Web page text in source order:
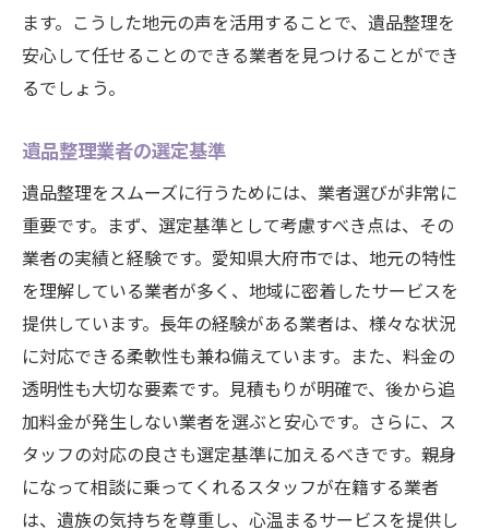
ます。こうした地元の声を活用することで、遺品整理を
安心して任せることのできる業者を見つけることができ
るでしょう。
遺品整理業者の選定基準
遺品整理をスムーズに行うためには、業者選びが非常に
重要です。まず、選定基準として考慮すべき点は、その
業者の実績と経験です。愛知県大府市では、地元の特性
を理解している業者が多く、地域に密着したサービスを
提供しています。長年の経験がある業者は、様々な状況
に対応できる柔軟性も兼ね備えています。また、料金の
透明性も大切な要素です。見積もりが明確で、後から追
加料金が発生しない業者を選ぶと安心です。さらに、ス
タッフの対応の良さも選定基準に加えるべきです。親身
になって相談に乗ってくれるスタッフが在籍する業者
は、遺族の気持ちを尊重し、心温まるサービスを提供し